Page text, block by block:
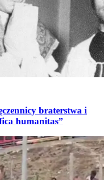
braterstwa i
humanitas”